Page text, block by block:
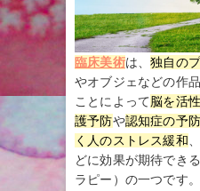
臨床美術は、独自の
やオブジェなどの作
ことによって脳を活
護予防や認知症の予
く人のストレス緩和
どに効果が期待でき
ラピー）の一つです。